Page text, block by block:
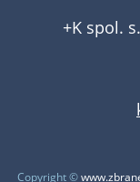
+K spol.
Copyright ©